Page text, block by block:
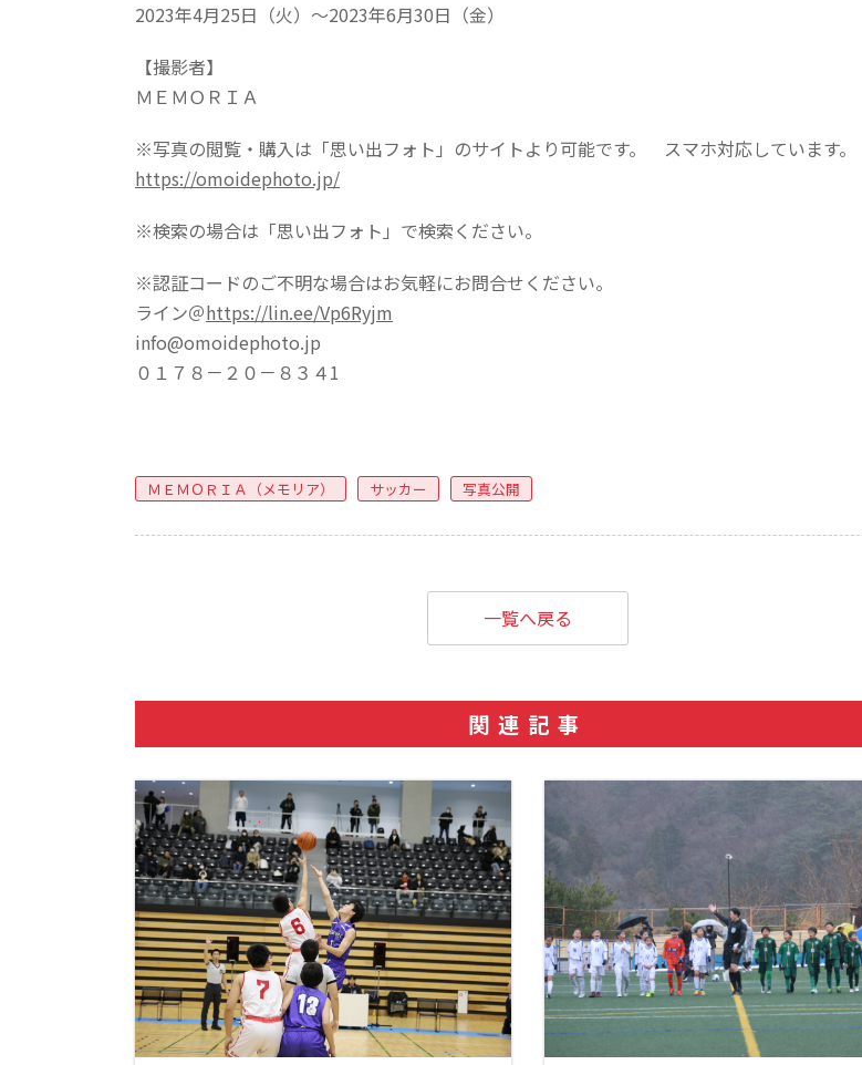
2023年4月25日（火）～2023年6月30日（金）
【撮影者】
ＭＥＭＯＲＩＡ
※写真の閲覧・購入は「思い出フォト」のサイトより可能です。 スマホ対応しています。
https://omoidephoto.jp/
※検索の場合は「思い出フォト」で検索ください。
※認証コードのご不明な場合はお気軽にお問合せください。
ライン＠https://lin.ee/Vp6Ryjm
info@omoidephoto.jp
０１７８－２０－８３４1
ＭＥＭＯＲＩＡ（メモリア） サッカー 写真公開
一覧へ戻る
関連記事